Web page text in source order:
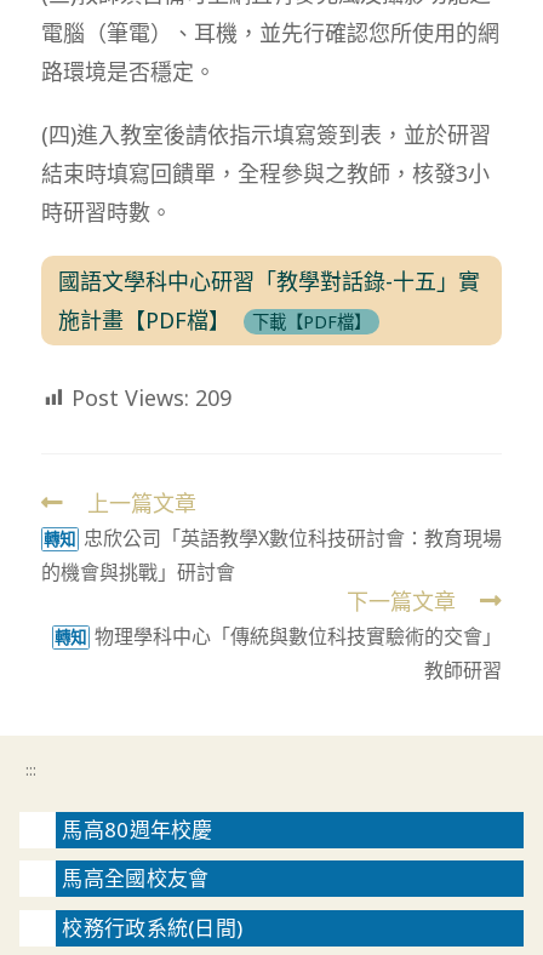
電腦（筆電）、耳機，並先行確認您所使用的網
路環境是否穩定。
(四)進入教室後請依指示填寫簽到表，並於研習
結束時填寫回饋單，全程參與之教師，核發3小
時研習時數。
國語文學科中心研習「教學對話錄-十五」實
施計畫【PDF檔】
下載【PDF檔】
Post Views: 209
Read
more
articles
上一篇文章
轉知 忠欣公司「英語教學X數位科技研討會：教育現場
的機會與挑戰」研討會
下一篇文章
轉知 物理學科中心「傳統與數位科技實驗術的交會」
教師研習
:::
馬高80週年校慶
馬高全國校友會
校務行政系統(日間)